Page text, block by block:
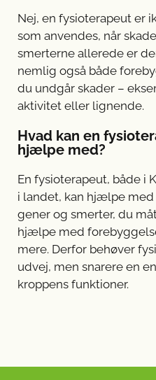
Nej, en fysioterapeut er
som anvendes, når
smerterne allerede er
nemlig også både
du undgår skader –
aktivitet eller lignende.
Hvad kan en
hjælpe med?
En fysioterapeut, både i
i landet, kan hjælpe med
gener og smerter, du
hjælpe med
mere. Derfor behøver
udvej, men snarere en
kroppens funktioner.